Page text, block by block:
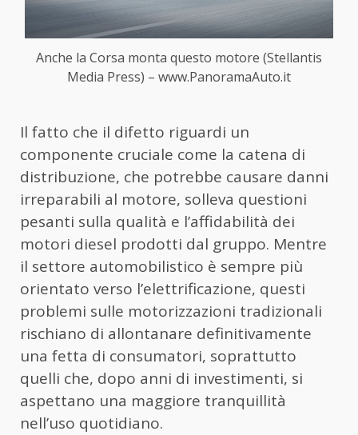
Anche la Corsa monta questo motore (Stellantis
Media Press) – www.PanoramaAuto.it
Il fatto che il difetto riguardi un
componente cruciale come la catena di
distribuzione, che potrebbe causare danni
irreparabili al motore, solleva questioni
pesanti sulla qualità e l’affidabilità dei
motori diesel prodotti dal gruppo. Mentre
il settore automobilistico è sempre più
orientato verso l’elettrificazione, questi
problemi sulle motorizzazioni tradizionali
rischiano di allontanare definitivamente
una fetta di consumatori, soprattutto
quelli che, dopo anni di investimenti, si
aspettano una maggiore tranquillità
nell’uso quotidiano.